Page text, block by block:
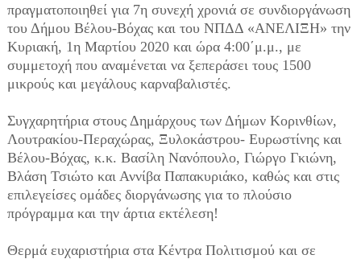
πραγματοποιηθεί για 7η συνεχή χρονιά σε συνδιοργάνωση
του Δήμου Βέλου-Βόχας και του ΝΠΔΔ «ΑΝΕΛΙΞΗ» την
Κυριακή, 1η Μαρτίου 2020 και ώρα 4:00΄μ.μ., με
συμμετοχή που αναμένεται να ξεπεράσει τους 1500
μικρούς και μεγάλους καρναβαλιστές.
Συγχαρητήρια στους Δημάρχους των Δήμων Κορινθίων,
Λουτρακίου-Περαχώρας, Ξυλοκάστρου- Ευρωστίνης και
Βέλου-Βόχας, κ.κ. Βασίλη Νανόπουλο, Γιώργο Γκιώνη,
Βλάση Τσιώτο και Αννίβα Παπακυριάκο, καθώς και στις
επιλεγείσες ομάδες διοργάνωσης για το πλούσιο
πρόγραμμα και την άρτια εκτέλεση!
Θερμά ευχαριστήρια στα Κέντρα Πολιτισμού και σε